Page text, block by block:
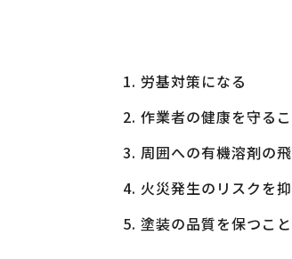
労基対策になる
作業者の健康を守る
周囲への有機溶剤の
火災発生のリスクを
塗装の品質を保つこ